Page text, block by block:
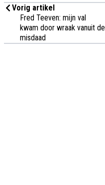
Vorig artikel
Fred Teeven: mijn val
kwam door wraak vanuit de
misdaad